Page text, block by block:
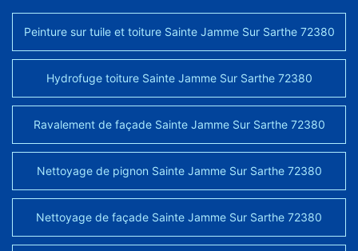
Peinture sur tuile et toiture Sainte Jamme Sur Sarthe 72380
Hydrofuge toiture Sainte Jamme Sur Sarthe 72380
Ravalement de façade Sainte Jamme Sur Sarthe 72380
Nettoyage de pignon Sainte Jamme Sur Sarthe 72380
Nettoyage de façade Sainte Jamme Sur Sarthe 72380